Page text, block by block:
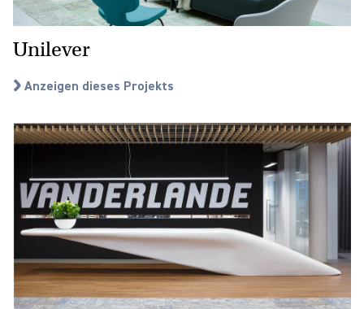
Unilever
Anzeigen dieses Projekts